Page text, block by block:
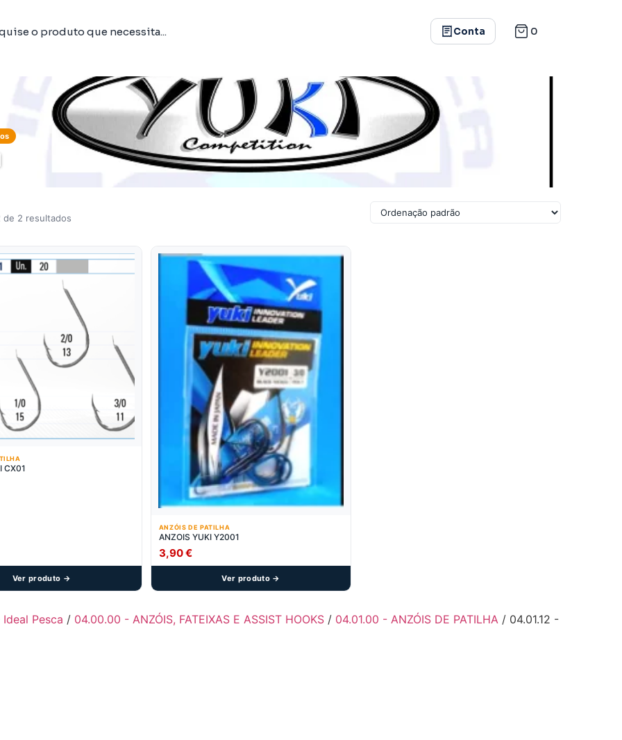
Conta 0
de 2 resultados
CX01
Ver produto →
ANZÓIS DE PATILHA
ANZOIS YUKI Y2001
3,90€
Ver produto →
Ideal Pesca / 04.00.00 - ANZÓIS, FATEIXAS E ASSIST HOOKS / 04.01.00 - ANZÓIS DE PATILHA / 04.01.12 -